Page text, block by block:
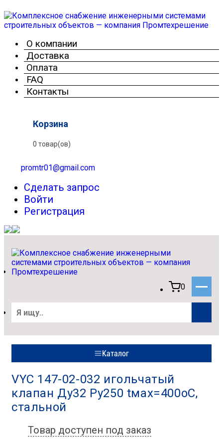
О компании
Доставка
Оплата
FAQ
Контакты
Корзина
0 товар(ов)
promtr01@gmail.com
Сделать запрос
Войти
Регистрация
0
Каталог
VYC 147-02-032 игольчатый
клапан Ду32 Ру250 tмах=400оС,
стальной
Товар доступен под заказ